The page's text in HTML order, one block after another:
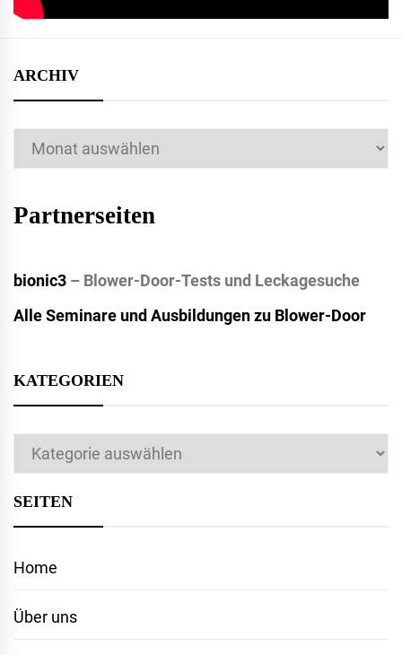
ARCHIV
Archiv
Partnerseiten
bionic3 – Blower-Door-Tests und Leckagesuche
Alle Seminare und Ausbildungen zu Blower-Door
KATEGORIEN
Kategorien
SEITEN
Home
Über uns